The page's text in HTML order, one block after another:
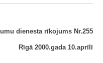
dienesta rīkojums Nr.255
Rīgā 2000.gada 10.aprīlī